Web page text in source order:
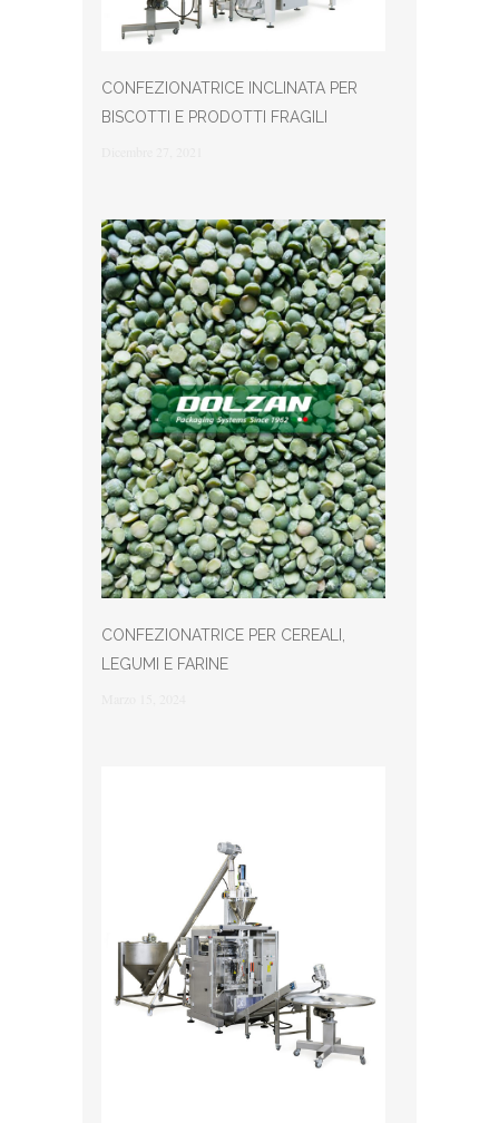
CONFEZIONATRICE INCLINATA PER
BISCOTTI E PRODOTTI FRAGILI
CONFEZIONATRICE PER CEREALI,
LEGUMI E FARINE